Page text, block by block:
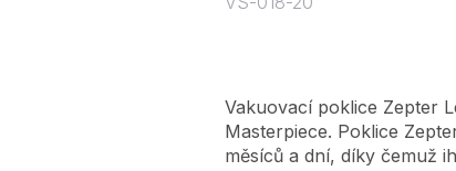
Vakuovací poklice Zepter
Masterpiece. Poklice
měsíců a dní, díky čemuž